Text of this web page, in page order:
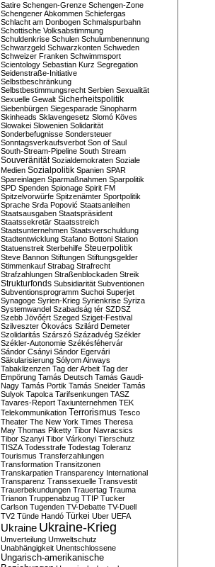
Satire Schengen-Grenze Schengen-Zone
Schengener Abkommen Schiefergas
Schlacht am Donbogen Schmalspurbahn
Schottische Volksabstimmung
Schuldenkrise Schulen Schulumbenennung
Schwarzgeld Schwarzkonten Schweden
Schweizer Franken Schwimmsport
Scientology Sebastian Kurz Segregation
Seidenstraße-Initiative
Selbstbeschränkung
Selbstbestimmungsrecht Serbien Sexualität
Sexuelle Gewalt Sicherheitspolitik
Siebenbürgen Siegesparade Sinopharm
Skinheads Sklavengesetz Slomó Köves
Slowakei Slowenien Solidarität
Sonderbefugnisse Sondersteuer
Sonntagsverkaufsverbot Son of Saul
South-Stream-Pipeline South Stream
Souveränität Sozialdemokraten Soziale
Medien Sozialpolitik Spanien SPAR
Spareinlagen Sparmaßnahmen Sparpolitik
SPD Spenden Spionage Spirit FM
Spitzelvorwürfe Spitzenämter Sportpolitik
Sprache Srđa Popović Staatsanleihen
Staatsausgaben Staatspräsident
Staatssekretär Staatsstreich
Staatsunternehmen Staatsverschuldung
Stadtentwicklung Stafano Bottoni Station
Statuenstreit Sterbehilfe Steuerpolitik
Steve Bannon Stiftungen Stiftungsgelder
Stimmenkauf Strabag Strafrecht
Strafzahlungen Straßenblockaden Streik
Strukturfonds Subsidiarität Subventionen
Subventionsprogramm Suchoi Superjet
Synagoge Syrien-Krieg Syrienkrise Syriza
Systemwandel Szabadság tér SZDSZ
Szebb Jövőért Szeged Sziget-Festival
Szilveszter Ókovács Szilárd Demeter
Szolidaritás Szárszó Századvég Székler
Székler-Autonomie Székésféhervár
Sándor Csányi Sándor Egervári
Säkularisierung Sólyom Airways
Tabaklizenzen Tag der Arbeit Tag der
Empörung Tamás Deutsch Tamás Gaudi-
Nagy Tamás Portik Tamás Sneider Tamás
Sulyok Tapolca Tarifsenkungen TASZ
Tavares-Report Taxiunternehmen TEK
Telekommunikation Terrorismus Tesco
Theater The New York Times Theresa
May Thomas Piketty Tibor Navracsics
Tibor Szanyi Tibor Várkonyi Tierschutz
TISZA Todesstrafe Todestag Toleranz
Tourismus Transferzahlungen
Transformation Transitzonen
Transkarpatien Transparency International
Transparenz Transsexuelle Transvestit
Trauerbekundungen Trauertag Trauma
Trianon Truppenabzug TTIP Tucker
Carlson Tugenden TV-Debatte TV-Duell
TV2 Tünde Handó Türkei Uber UEFA
Ukraine Ukraine-Krieg
Umverteilung Umweltschutz
Unabhängigkeit Unentschlossene
Ungarisch-amerikanische